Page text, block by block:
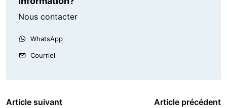
Nous contacter
WhatsApp
Courriel
Article suivant Article précédent